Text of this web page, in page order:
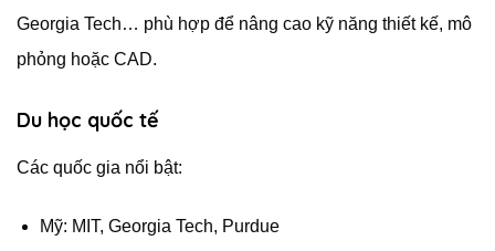
Georgia Tech… phù hợp để nâng cao kỹ năng thiết kế, mô
phỏng hoặc CAD.
Du học quốc tế
Các quốc gia nổi bật:
Mỹ: MIT, Georgia Tech, Purdue